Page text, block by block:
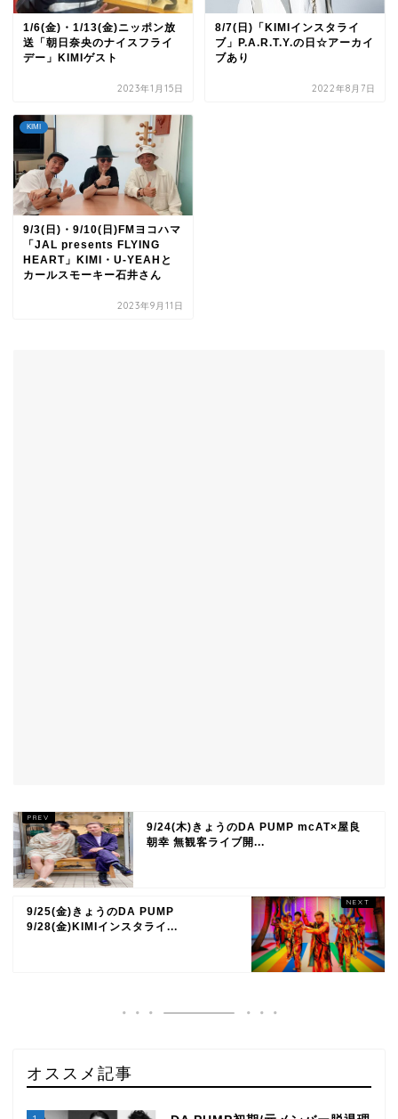
1/6(金)・1/13(金)ニッポン放
送「朝日奈央のナイスフライ
デー」KIMIゲスト
2023年1月15日
8/7(日)「KIMIインスタライ
ブ」P.A.R.T.Y.の日☆アーカイ
ブあり
2022年8月7日
KIMI
9/3(日)・9/10(日)FMヨコハマ
「JAL presents FLYING
HEART」KIMI・U-YEAHと
カールスモーキー石井さん
2023年9月11日
9/24(木)きょうのDA PUMP mcAT×屋良
朝幸 無観客ライブ開...
9/25(金)きょうのDA PUMP
9/28(金)KIMIインスタライ...
オススメ記事